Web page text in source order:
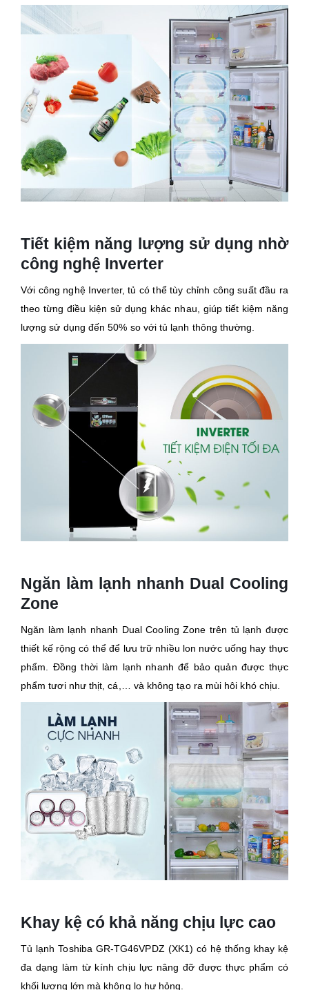
Tiết kiệm năng lượng sử dụng nhờ
công nghệ Inverter
Với công nghệ Inverter, tủ có thể tùy chỉnh công suất đầu ra
theo từng điều kiện sử dụng khác nhau, giúp tiết kiệm năng
lượng sử dụng đến 50% so với tủ lạnh thông thường.
Ngăn làm lạnh nhanh Dual Cooling
Zone
Ngăn làm lạnh nhanh Dual Cooling Zone trên tủ lạnh được
thiết kế rộng có thể để lưu trữ nhiều lon nước uống hay thực
phẩm. Đồng thời làm lạnh nhanh để bảo quản được thực
phẩm tươi như thịt, cá,… và không tạo ra mùi hôi khó chịu.
Khay kệ có khả năng chịu lực cao
Tủ lạnh Toshiba GR-TG46VPDZ (XK1) có hệ thống khay kệ
đa dạng làm từ kính chịu lực nâng đỡ được thực phẩm có
khối lượng lớn mà không lo hư hỏng.